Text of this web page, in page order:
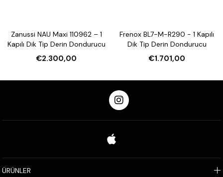
Zanussi NAU Maxi 110962 – 1
Kapılı Dik Tip Derin Dondurucu
€2.300,00
Frenox BL7-M-R290 - 1 Kapılı
Dik Tip Derin Dondurucu
€1.701,00
ÜRÜNLER